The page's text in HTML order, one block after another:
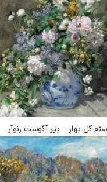
گل بهار – پیر آگوست رنوآر